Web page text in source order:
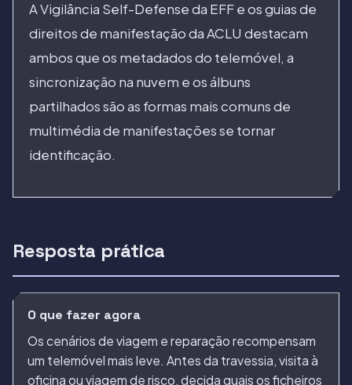
A Vigilância Self-Defense da EFF e os guias de
direitos de manifestação da ACLU destacam
ambos que os metadados do telemóvel, a
sincronização na nuvem e os álbuns
partilhados são as formas mais comuns de
multimédia de manifestações se tornar
identificação.
Resposta prática
O que fazer agora
Os cenários de viagem e reparação recompensam
um telemóvel mais leve. Antes da travessia, visita à
oficina ou viagem de risco, decida quais os ficheiros